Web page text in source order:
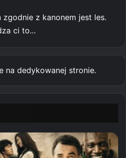
zgodnie z kanonem jest les.
ci to...
na dedykowanej stronie.